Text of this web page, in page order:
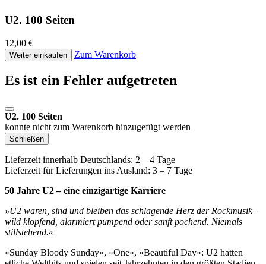
U2. 100 Seiten
12,00 €
Weiter einkaufen Zum Warenkorb
Es ist ein Fehler aufgetreten
U2. 100 Seiten
konnte nicht zum Warenkorb hinzugefügt werden
Schließen
Lieferzeit innerhalb Deutschlands: 2 – 4 Tage
Lieferzeit für Lieferungen ins Ausland: 3 – 7 Tage
50 Jahre U2 – eine einzigartige Karriere
»U2 waren, sind und bleiben das schlagende Herz der Rockmusik –
wild klopfend, alarmiert pumpend oder sanft pochend. Niemals
stillstehend.«
»Sunday Bloody Sunday«, »One«, »Beautiful Day«: U2 hatten